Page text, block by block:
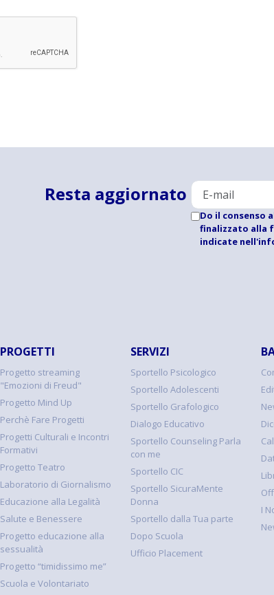
Resta aggiornato
Do il consenso
finalizzato alla
indicate
PROGETTI
Progetto streaming
"Emozioni di Freud"
Progetto Mind Up
Perchè Fare Progetti
Progetti Culturali e Incontri
Formativi
Progetto Teatro
Laboratorio di Giornalismo
Educazione alla Legalità
Salute e Benessere
Progetto educazione alla
sessualità
Progetto “timidissimo me”
Scuola e Volontariato
SERVIZI
Sportello Psicologico
Sportello Adolescenti
Sportello Grafologico
Dialogo Educativo
Sportello Counseling Parla
con me
Sportello CIC
Sportello SicuraMente
Donna
Sportello dalla Tua parte
Dopo Scuola
Ufficio Placement
I